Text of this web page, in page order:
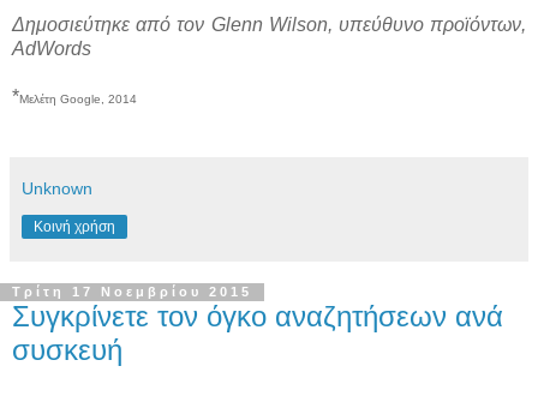
Δημοσιεύτηκε από τον Glenn Wilson, υπεύθυνο προϊόντων,
AdWords
*Μελέτη Google, 2014
Unknown
Κοινή χρήση
Τρίτη 17 Νοεμβρίου 2015
Συγκρίνετε τον όγκο αναζητήσεων ανά
συσκευή